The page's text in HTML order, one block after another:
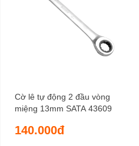
Cờ lê tự động 2 đầu vòng
miệng 13mm SATA 43609
140.000đ